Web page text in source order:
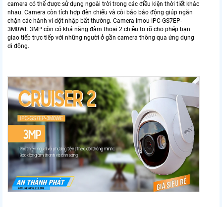
camera có thể được sử dụng ngoài trời trong các điều kiện thời tiết khác
nhau. Camera còn tích hợp đèn chiếu và còi báo báo động giúp ngăn
chặn các hành vi đột nhập bất thường. Camera Imou IPC-GS7EP-
3M0WE 3MP còn có khả năng đàm thoại 2 chiều to rõ cho phép bạn
giao tiếp trực tiếp với những người ở gần camera thông qua ứng dụng
di động.